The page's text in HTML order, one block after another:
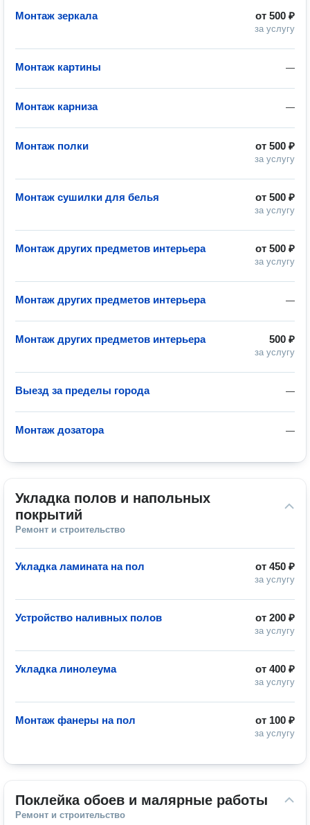
от 500 ₽
за услугу
Монтаж зеркала
—
Монтаж картины
—
Монтаж карниза
от 500 ₽
за услугу
Монтаж полки
от 500 ₽
за услугу
Монтаж сушилки для белья
от 500 ₽
за услугу
Монтаж других предметов интерьера
—
Монтаж других предметов интерьера
500 ₽
за услугу
Монтаж других предметов интерьера
—
Выезд за пределы города
—
Монтаж дозатора
Укладка полов и напольных
покрытий
Ремонт и строительство
от 450 ₽
за услугу
Укладка ламината на пол
от 200 ₽
за услугу
Устройство наливных полов
от 400 ₽
за услугу
Укладка линолеума
от 100 ₽
за услугу
Монтаж фанеры на пол
Поклейка обоев и малярные работы
Ремонт и строительство